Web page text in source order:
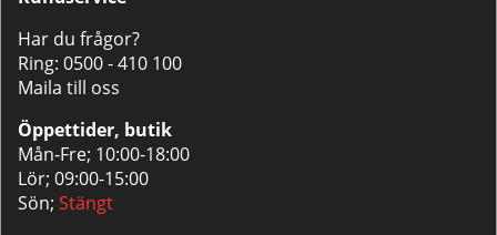
Har du frågor?
Ring: 0500 - 410 100
Maila till oss
Öppettider, butik
Mån-Fre; 10:00-18:00
Lör; 09:00-15:00
Sön; Stängt